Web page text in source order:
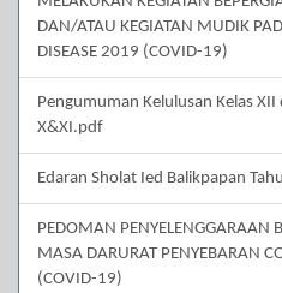
DAN/ATAU KEGIATAN MUDIK
DISEASE 2019 (COVID-19)
Pengumuman Kelulusan Kelas XII
X&XI.pdf
Edaran Sholat Ied Balikpapan
PEDOMAN PENYELENGGARAAN
MASA DARURAT PENYEBARAN
(COVID-19)